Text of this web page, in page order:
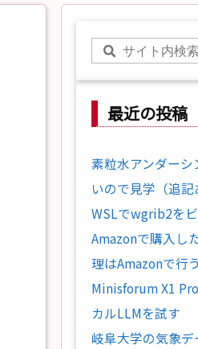
最近の投稿
素粒水アンダー
いので見学（追記
WSLでwgrib2を
Amazonで購入し
理はAmazonで行
Minisforum X1
カルLLMを試す
岐阜大学の気象